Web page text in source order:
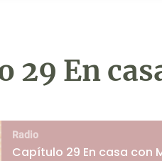
29 En
Radio
Capítulo 29 En casa con